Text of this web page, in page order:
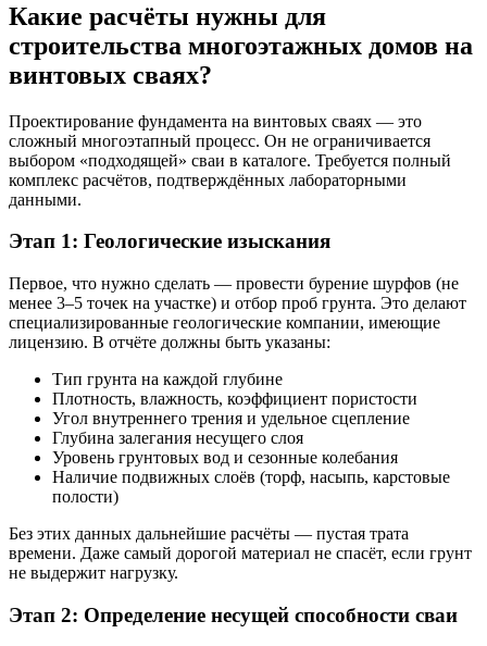
Какие расчёты нужны для
строительства многоэтажных домов на
винтовых сваях?
Проектирование фундамента на винтовых сваях — это
сложный многоэтапный процесс. Он не ограничивается
выбором «подходящей» сваи в каталоге. Требуется полный
комплекс расчётов, подтверждённых лабораторными
данными.
Этап 1: Геологические изыскания
Первое, что нужно сделать — провести бурение шурфов (не
менее 3–5 точек на участке) и отбор проб грунта. Это делают
специализированные геологические компании, имеющие
лицензию. В отчёте должны быть указаны:
Тип грунта на каждой глубине
Плотность, влажность, коэффициент пористости
Угол внутреннего трения и удельное сцепление
Глубина залегания несущего слоя
Уровень грунтовых вод и сезонные колебания
Наличие подвижных слоёв (торф, насыпь, карстовые
полости)
Без этих данных дальнейшие расчёты — пустая трата
времени. Даже самый дорогой материал не спасёт, если грунт
не выдержит нагрузку.
Этап 2: Определение несущей способности сваи